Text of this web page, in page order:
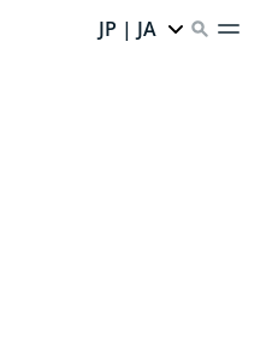
JP | JA